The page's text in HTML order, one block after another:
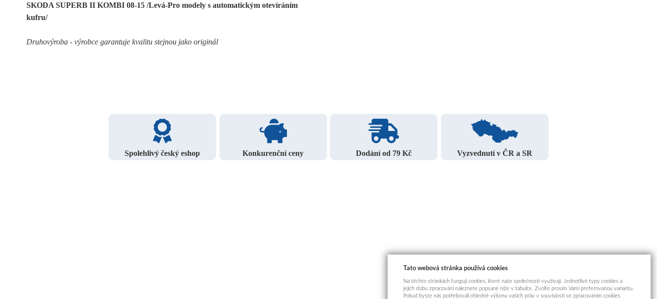
SKODA SUPERB II KOMBI 08-15 /Levá-Pro modely s automatickým otevíráním
kufru/
Druhovýroba - výrobce garantuje kvalitu stejnou jako originál
Spolehlivý český eshop Konkurenční ceny Dodání od 79 Kč Vyzvednutí v ČR a SR
Tato webová stránka používá cookies
Na těchto stránkách fungují cookies, které naše společnosti využívají. Jednotlivé typy cookies a
jejich dobu zpracování naleznete popsané níže v tabulce. Zvolte prosím Vámi preferovanou variantu.
Pokud byste nás potřebovali ohledně výkonu vašich práv v souvislosti se zpracováním cookies